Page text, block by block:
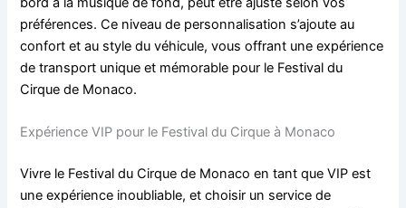
préférences. Ce niveau de personnalisation s’ajoute au
confort et au style du véhicule, vous offrant une expérience
de transport unique et mémorable pour le Festival du
Cirque de Monaco.
Expérience VIP pour le Festival du Cirque à Monaco
Vivre le Festival du Cirque de Monaco en tant que VIP est
une expérience inoubliable, et choisir un service de